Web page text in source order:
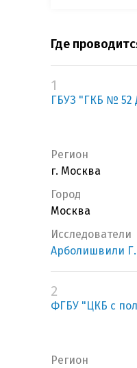
Где
1
ГБУЗ "ГКБ № 52
Регион
г. Москва
Город
Москва
Исследователи
Арболишвили
2
ФГБУ "ЦКБ с
Регион